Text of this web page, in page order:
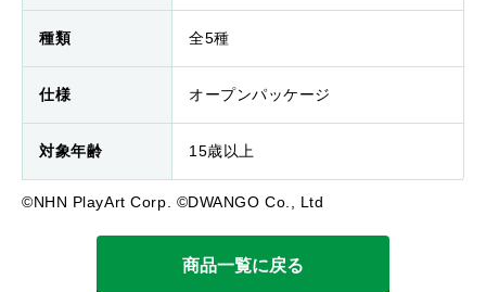
種類 全5種
仕様 オープンパッケージ
対象年齢 15歳以上
©NHN PlayArt Corp. ©DWANGO Co., Ltd
商品一覧に戻る